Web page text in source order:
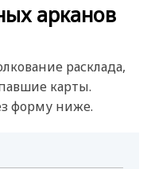
арканов
расклада,
карты.
форму ниже.